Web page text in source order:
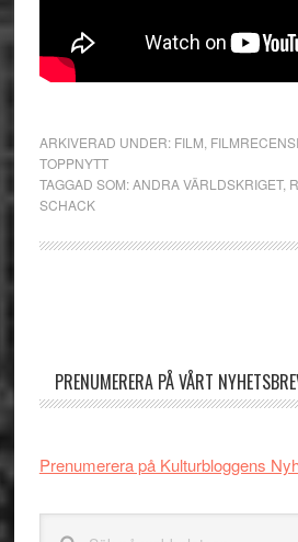
ARKIVERAD UNDER: FILM
TOPPNYTT
TAGGAD SOM:ANDRA VÄRLDSKRIGET,
SCHACK
PRENUMERERA PÅ VÅRT
Prenumerera på Kulturbloggens